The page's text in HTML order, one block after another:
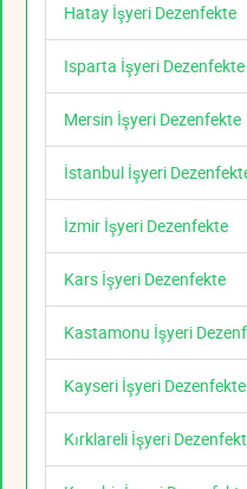
Hatay İşyeri Dezenfekte
Isparta İşyeri Dezenfekte
Mersin İşyeri Dezenfekte
İstanbul İşyeri
İzmir İşyeri Dezenfekte
Kars İşyeri Dezenfekte
Kastamonu İşyeri
Kayseri İşyeri Dezenfekte
Kırklareli İşyeri